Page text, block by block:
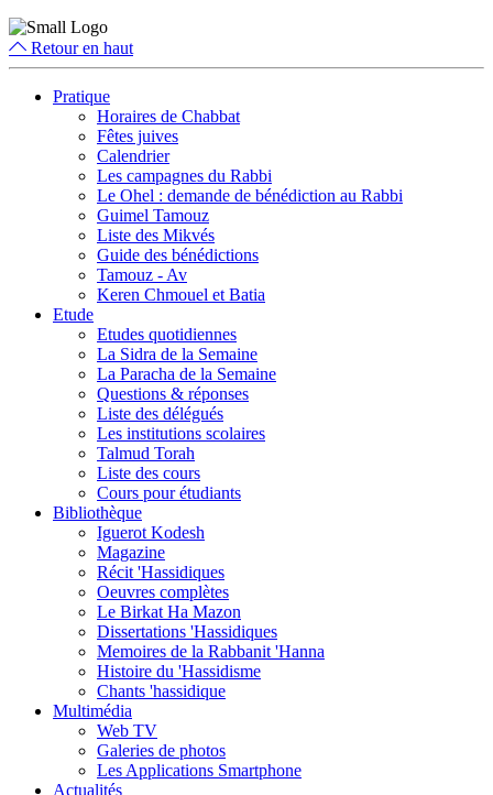
Retour en haut
Pratique
Horaires de Chabbat
Fêtes juives
Calendrier
Les campagnes du Rabbi
Le Ohel : demande de bénédiction au Rabbi
Guimel Tamouz
Liste des Mikvés
Guide des bénédictions
Tamouz - Av
Keren Chmouel et Batia
Etude
Etudes quotidiennes
La Sidra de la Semaine
La Paracha de la Semaine
Questions & réponses
Liste des délégués
Les institutions scolaires
Talmud Torah
Liste des cours
Cours pour étudiants
Bibliothèque
Iguerot Kodesh
Magazine
Récit 'Hassidiques
Oeuvres complètes
Le Birkat Ha Mazon
Dissertations 'Hassidiques
Memoires de la Rabbanit 'Hanna
Histoire du 'Hassidisme
Chants 'hassidique
Multimédia
Web TV
Galeries de photos
Les Applications Smartphone
Actualités